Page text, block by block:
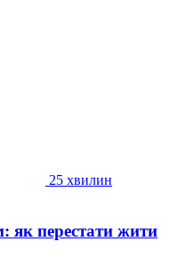
25 хвилин
як перестати жити